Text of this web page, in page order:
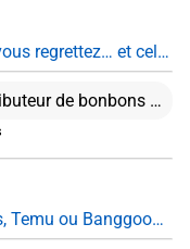
Le dernier achat que vous regrettez… et celui que vous ne regrettez pas du tout
Moi ça a été un distributeur de bonbons PEZ. C'est fou comme la recharge de ces trucs coutent cher...
Acheter sur AliExpress, Temu ou Banggood : encore intéressant en 2026 ?